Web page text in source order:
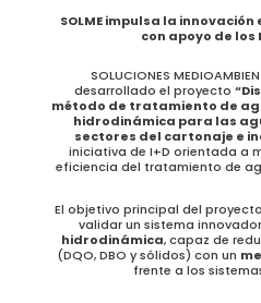
SOLME impulsa la
con apoyo de los
SOLUCIONES
desarrollado el proyecto
método de tratamiento de
hidrodinámica para las
sectores del cartonaje e
iniciativa de I+D orientada a
eficiencia del tratamiento de
El objetivo principal del
validar un sistema
hidrodinámica, capaz de
(DQO, DBO y sólidos) con un
frente a los